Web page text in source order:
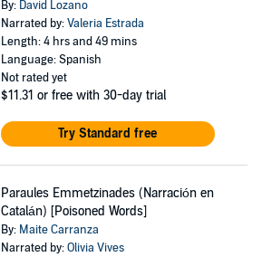
By: David Lozano
Narrated by:Valeria Estrada
Length: 4 hrs and 49 mins
Language: Spanish
Not rated yet
$11.31 or free with 30-day trial
Try Standard free
Paraules Emmetzinades (Narración en
Catalán) [Poisoned Words]
By: Maite Carranza
Narrated by:Olivia Vives